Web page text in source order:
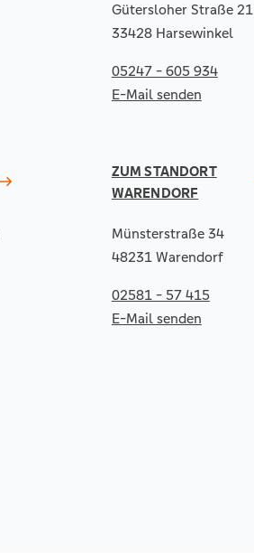
Gütersloher Straße 21
33428 Harsewinkel
05247 - 605 934
E-Mail senden
ZUM STANDORT
WARENDORF
Münsterstraße 34
48231 Warendorf
02581 - 57 415
E-Mail senden